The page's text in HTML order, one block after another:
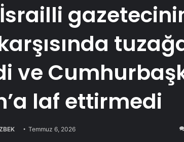
ve
laf ettirmedi
Temmuz 6, 2026